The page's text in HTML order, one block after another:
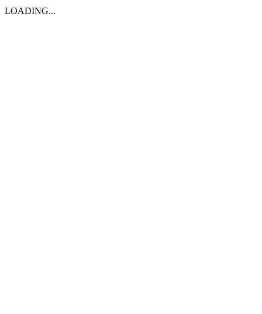
LOADING...